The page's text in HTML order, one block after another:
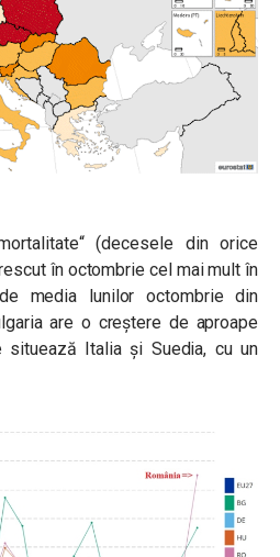
“(decesele din orice
în octombrie cel mai mult în
media lunilor octombrie din
are o creștere de aproape
situează Italia și Suedia, cu un